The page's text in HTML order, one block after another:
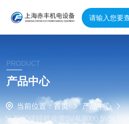
PRODUCT
产品中心
当前位置： 首页 产品中心
5L7800破碎机皮带5V4L8000 5V5L8000